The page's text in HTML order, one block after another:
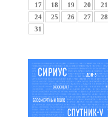
17
18 19 20 21
24
25 26 27 28
31